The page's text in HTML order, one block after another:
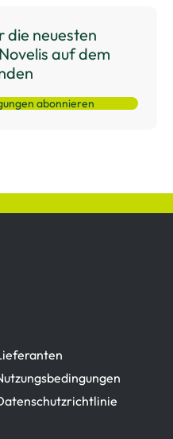
die neuesten
auf dem
abonnieren